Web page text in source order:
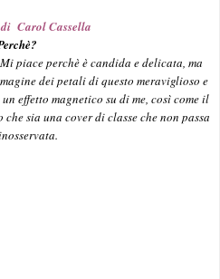
di Carol Cassella
piace perchè è candida e delicata, ma
dei petali di questo meraviglioso e
effetto magnetico su di me, così come il
sia una cover di classe che non passa